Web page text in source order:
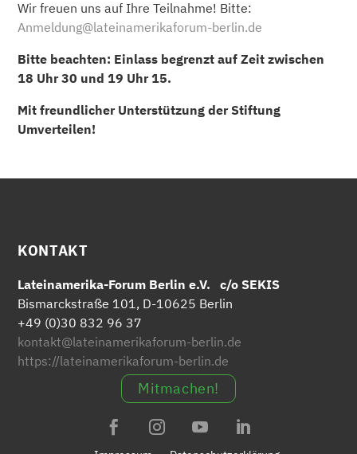
Wir freuen uns auf Ihre Teilnahme! Bitte:
Anmeldung@lateinamerikaforum-berlin.de
Bitte beachten: Einlass begrenzt auf Zeit zwischen
18 Uhr 30 und 19 Uhr 15.
Mit freundlicher Unterstützung der Stiftung
Umverteilen!
KONTAKT
Lateinamerika-Forum Berlin e.V. c/o SEKIS
Bismarckstraße 101, D-10625 Berlin
+49 (0)30 832 96 37
kontakt@lateinamerikaforum-berlin.de
https://lateinamerikaforum-berlin.de
Mitmachen!